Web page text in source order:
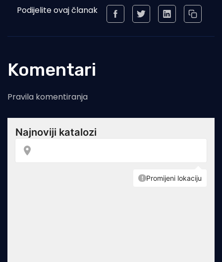
Podijelite ovaj članak
Komentari
Pravila komentiranja